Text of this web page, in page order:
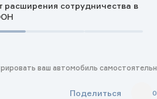
расширения сотрудничества в
ваш автомобиль
Поделиться 0